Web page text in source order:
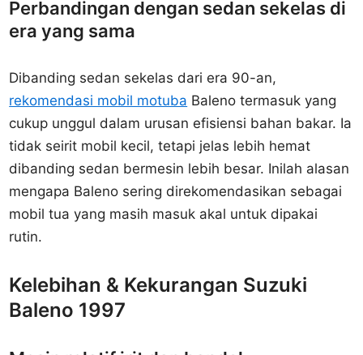
Perbandingan dengan sedan sekelas di
era yang sama
Dibanding sedan sekelas dari era 90-an,
rekomendasi mobil motuba Baleno termasuk yang
cukup unggul dalam urusan efisiensi bahan bakar. Ia
tidak seirit mobil kecil, tetapi jelas lebih hemat
dibanding sedan bermesin lebih besar. Inilah alasan
mengapa Baleno sering direkomendasikan sebagai
mobil tua yang masih masuk akal untuk dipakai
rutin.
Kelebihan & Kekurangan Suzuki
Baleno 1997